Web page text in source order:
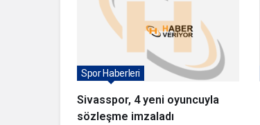
Sivasspor, 4 yeni oyuncuyla
sözleşme imzaladı
Spor Haberleri